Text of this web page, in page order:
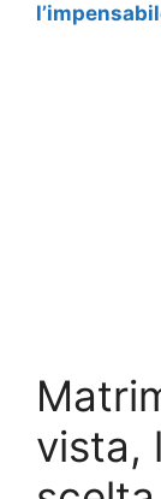
vista,